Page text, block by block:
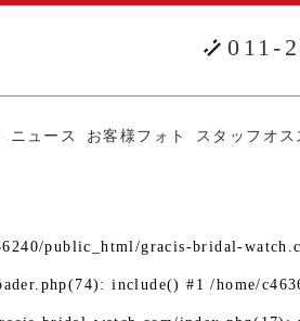
011-
ニュース お客様フォト スタッフオス
public_html/gracis-bridal-
include() #1 /home/